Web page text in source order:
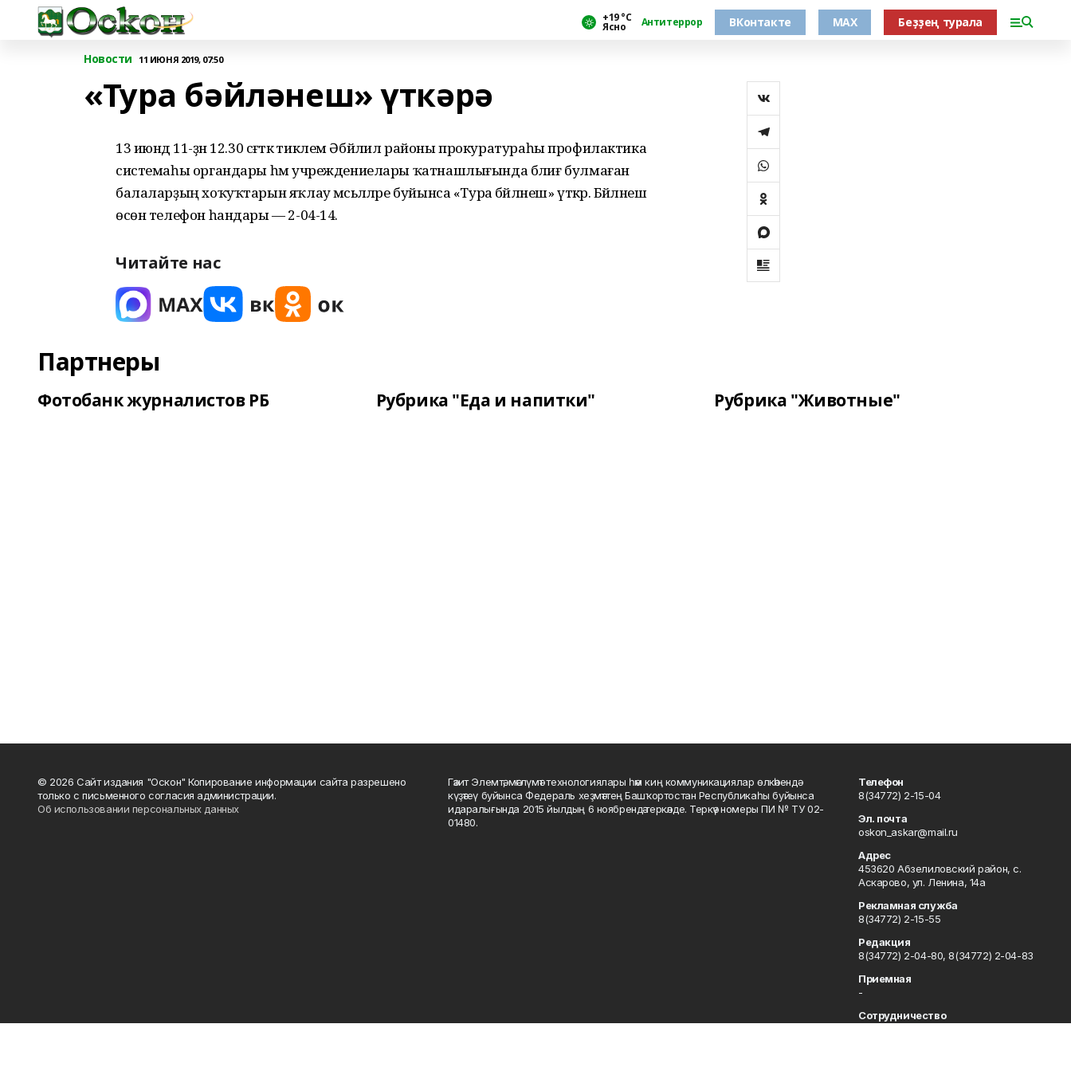
+19 °С
Ясно Антитеррор ВКонтакте MAX Беҙҙең турала
Новости 11 ИЮНЯ 2019, 07:50
«Тура бәйләнеш» үткәрә
13 июндә 11-ҙән 12.30 сәғәткә тиклем Әбйәлил районы прокуратураһы профилактика
системаһы органдары һәм учреждениелары ҡатнашлығында бәлиғ булмаған
балаларҙың хоҡуҡтарын яҡлау мәсьәләләре буйынса «Тура бәйләнеш» үткәрә. Бәйләнеш
өсөн телефон һандары — 2-04-14.
Читайте нас
Партнеры
Фотобанк журналистов РБ Рубрика "Еда и напитки" Рубрика "Животные"
© 2026 Сайт издания "Оскон" Копирование информации сайта разрешено
только с письменного согласия администрации.
Об использовании персональных данных
Гәзит Элемтә, мәғлүмәт технологиялары һәм киң коммуникациялар өлкәһендә
күҙәтеү буйынса Федераль хеҙмәттең Башҡортостан Республикаһы буйынса
идаралығында 2015 йылдың 6 ноябрендә теркәлде. Теркәү номеры ПИ № ТУ 02-
01480.
Телефон
8(34772) 2-15-04
Эл. почта
oskon_askar@mail.ru
Адрес
453620 Абзелиловский район, с.
Аскарово, ул. Ленина, 14а
Рекламная служба
8(34772) 2-15-55
Редакция
8(34772) 2-04-80, 8(34772) 2-04-83
Приемная
-
Сотрудничество